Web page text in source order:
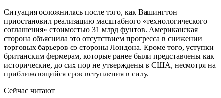
Ситуация осложнилась после того, как Вашингтон
приостановил реализацию масштабного «технологического
соглашения» стоимостью 31 млрд фунтов. Американская
сторона объяснила это отсутствием прогресса в снижении
торговых барьеров со стороны Лондона. Кроме того, уступки
британским фермерам, которые ранее были представлены как
исторические, до сих пор не утверждены в США, несмотря на
приближающийся срок вступления в силу.
Сейчас читают